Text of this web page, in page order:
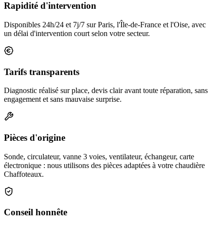
Rapidité d'intervention
Disponibles 24h/24 et 7j/7 sur Paris, l'Île-de-France et l'Oise, avec
un délai d'intervention court selon votre secteur.
Tarifs transparents
Diagnostic réalisé sur place, devis clair avant toute réparation, sans
engagement et sans mauvaise surprise.
Pièces d'origine
Sonde, circulateur, vanne 3 voies, ventilateur, échangeur, carte
électronique : nous utilisons des pièces adaptées à votre chaudière
Chaffoteaux.
Conseil honnête